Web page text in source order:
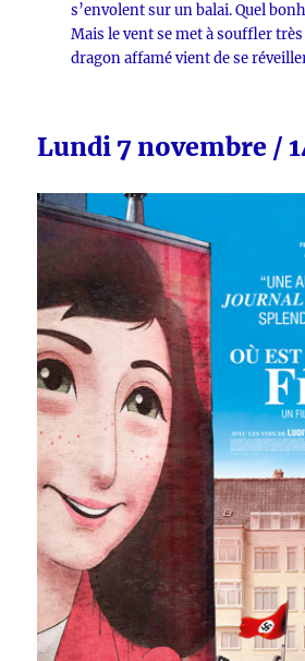
s’envolent sur un balai. Quel
Mais le vent se met à souffler
dragon affamé vient de se
Lundi 7 novembre /